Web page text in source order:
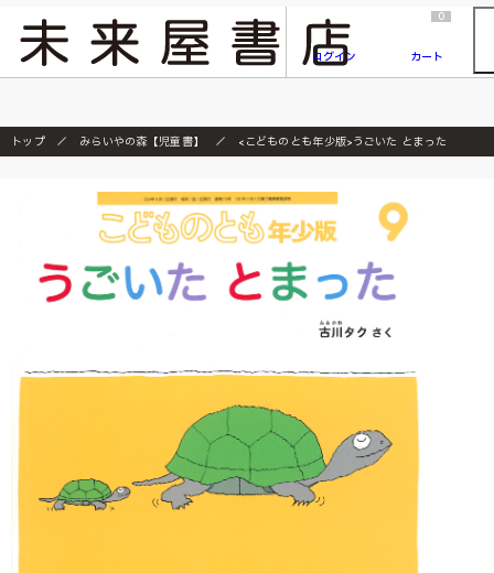
『ONE PIECE magazine 021 ONE PIECEカード付き同梱版』発売延期のご案内
ログイン
0
カート
トップ みらいやの森【児童書】 <こどものとも年少版>うごいた とまった